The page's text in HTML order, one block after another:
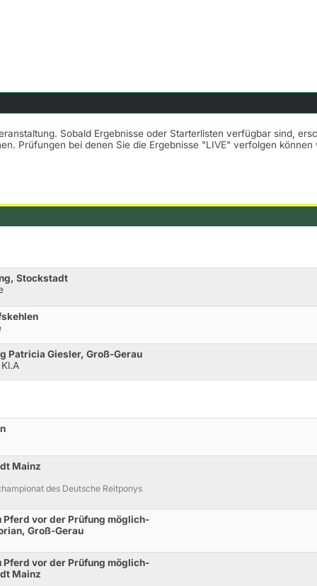
Sobald Ergebnisse oder Starterlisten verfügbar sind,
Prüfungen bei denen Sie die Ergebnisse "LIVE" verfolgen
Stockstadt
Patricia Giesler, Groß-Gerau
Mainz
des Deutsche Reitponys
vor der Prüfung möglich-
Groß-Gerau
vor der Prüfung möglich-
Mainz